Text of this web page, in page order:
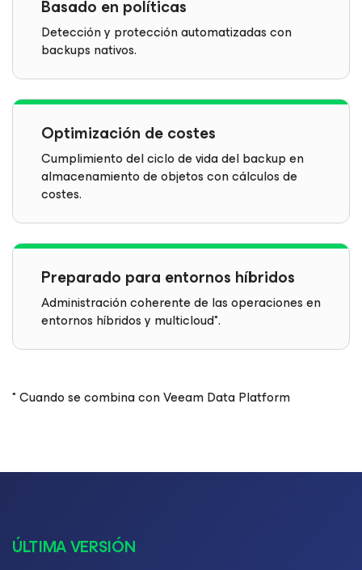
Basado en políticas
Detección y protección automatizadas con
backups nativos.
Optimización de costes
Cumplimiento del ciclo de vida del backup en
almacenamiento de objetos con cálculos de
costes.
Preparado para entornos híbridos
Administración coherente de las operaciones en
entornos híbridos y multicloud*.
* Cuando se combina con Veeam Data Platform
ÚLTIMA VERSIÓN